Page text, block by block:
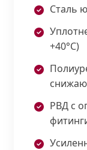
Сталь
+40°С)
РВД с